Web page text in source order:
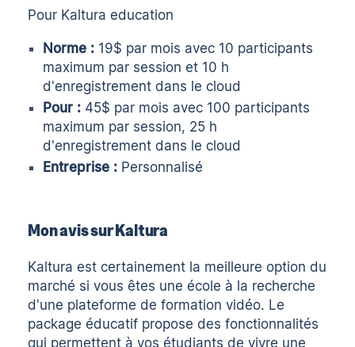
Pour Kaltura education
Norme : 19$ par mois avec 10 participants
maximum par session et 10 h
d'enregistrement dans le cloud
Pour : 45$ par mois avec 100 participants
maximum par session, 25 h
d'enregistrement dans le cloud
Entreprise : Personnalisé
Mon avis sur Kaltura
Kaltura est certainement la meilleure option du
marché si vous êtes une école à la recherche
d'une plateforme de formation vidéo. Le
package éducatif propose des fonctionnalités
qui permettent à vos étudiants de vivre une